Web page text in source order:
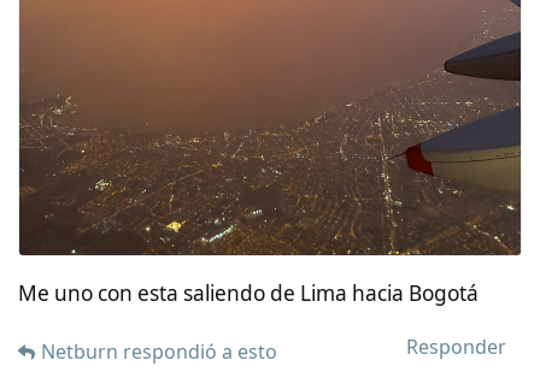
Me uno con esta saliendo de Lima hacia Bogotá
Responder
Netburn respondió a esto